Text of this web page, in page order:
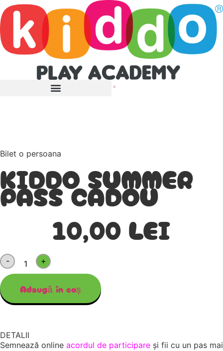
0
Bilet o persoana
KIDDO SUMMER
PASS CADOU
10,00 LEI
- +
Adaugă în coș
DETALII
Semnează online acordul de participare și fii cu un pas mai